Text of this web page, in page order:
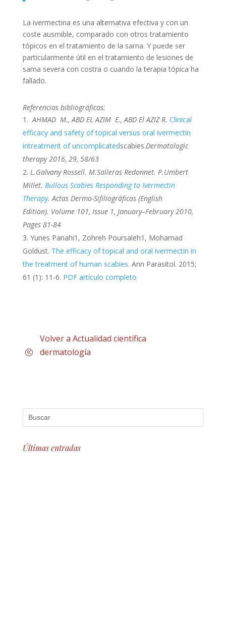
La ivermectina es una alternativa efectiva y con un
coste ausmible, comparado con otros tratamiento
tópicos en el tratamiento de la sarna. Y puede ser
particularmente útil en el tratamiento de lesiones de
sarna severa con costra o cuando la terapia tópica ha
fallado.
Referencias bibliográficas:
AHMAD M., ABD EL AZIM E., ABD El AZIZ R. Clinical
efficacy and safety oftopical versus oral ivermectin
intreatment of uncomplicatedscabies.Dermatologic
therapy 2016, 29, 58/63
L.Galvany Rossell. M.Salleras Redonnet. P.Umbert
Millet. Bullous Scabies Responding to Ivermectin
Therapy.Actas Dermo-Sifiliográficas (English
Edition). Volume 101, Issue 1, January–February 2010,
Pages 81-84
Yunes Panahi1, Zohreh Poursaleh1, Mohamad
Goldust. The efficacy of topical and oral ivermectin in
the treatment of human scabies. Ann Parasitol. 2015;
61 (1): 11-6. PDF artículo completo
Volver a Actualidad científica
dermatología
Últimas entradas